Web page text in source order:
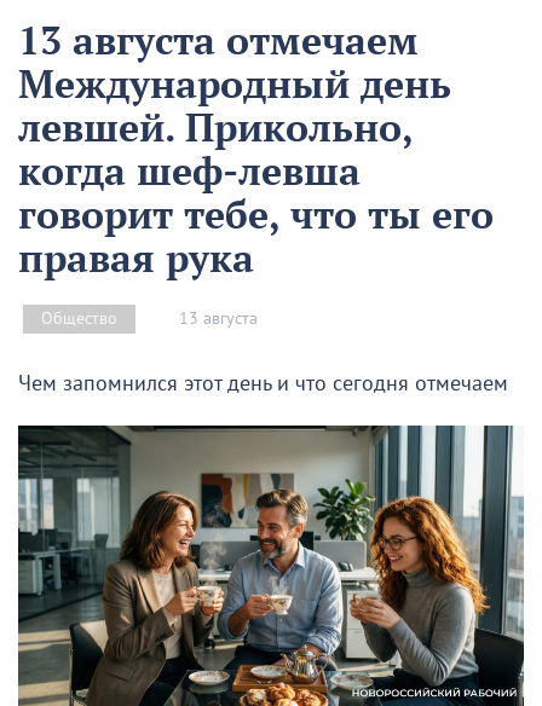
13 августа отмечаем
Международный день
левшей. Прикольно,
когда шеф-левша
говорит тебе, что ты его
правая рука
Общество 13 августа
Чем запомнился этот день и что сегодня отмечаем